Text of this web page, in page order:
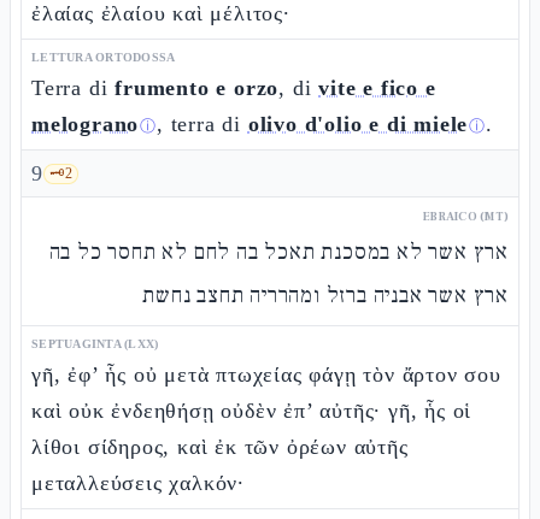
ἐλαίας ἐλαίου καὶ μέλιτος·
LETTURA ORTODOSSA
Terra difrumento e orzo, divite e fico e
melogranoⓘ, terra di olivo d'olio e di mieleⓘ.
9 🗝️2
EBRAICO (MT)
ארץ אשר לא במסכנת תאכל בה לחם לא תחסר כל בה
ארץ אשר אבניה ברזל ומהרריה תחצב נחשת
SEPTUAGINTA (LXX)
γῆ, ἐφ’ ἧς οὐ μετὰ πτωχείας φάγῃ τὸν ἄρτον σου
καὶ οὐκ ἐνδεηθήσῃ οὐδὲν ἐπ’ αὐτῆς· γῆ, ἧς οἱ
λίθοι σίδηρος, καὶ ἐκ τῶν ὀρέων αὐτῆς
μεταλλεύσεις χαλκόν·